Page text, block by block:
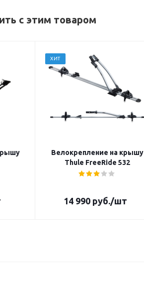
с этим товаром
ХИТ
Велокрепление на крышу
Thule FreeRide 532
14 990 руб./шт